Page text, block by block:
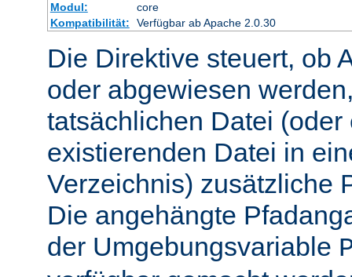
Modul:
core
Kompatibilität:
Verfügbar ab Apache 2.0.30
Die Direktive steuert, ob
oder abgewiesen
tatsächlichen Datei (oder
existierenden Datei in
Verzeichnis) zusätzliche
Die angehängte
der Umgebungsvariable